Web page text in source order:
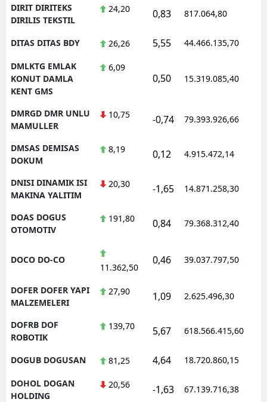
DIRIT DIRITEKS
DIRILIS TEKSTIL
24,20 0,83 817.064,80
DITAS DITAS BDY 26,26 5,55 44.466.135,70
DMLKTG EMLAK
KONUT DAMLA
KENT GMS
6,09
0,50 15.319.085,40
DMRGD DMR UNLU
MAMULLER
10,75 -0,74 79.393.926,66
DMSAS DEMISAS
DOKUM
8,19 0,12 4.915.472,14
DNISI DINAMIK ISI
MAKINA YALITIM
20,30 -1,65 14.871.258,30
DOAS DOGUS
OTOMOTIV
191,80 0,84 79.368.312,40
DOCO DO-CO
11.362,50
0,46 39.037.797,50
DOFER DOFER YAPI
MALZEMELERI
27,90 1,09 2.625.496,30
DOFRB DOF
ROBOTIK
139,70 5,67 618.566.415,60
DOGUB DOGUSAN 81,25 4,64 18.720.860,15
DOHOL DOGAN
HOLDING
20,56 -1,63 67.139.716,38